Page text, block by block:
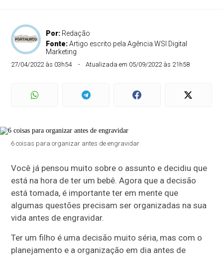
Por: Redação
Fonte:Artigo escrito pela Agência WSI Digital
Marketing
27/04/2022 às 03h54 Atualizada em 05/09/2022 às 21h58
6 coisas para organizar antes de engravidar
Você já pensou muito sobre o assunto e decidiu que
está na hora de ter um bebê. Agora que a decisão
está tomada, é importante ter em mente que
algumas questões precisam ser organizadas na sua
vida antes de engravidar.
Ter um filho é uma decisão muito séria, mas com o
planejamento e a organização em dia antes de